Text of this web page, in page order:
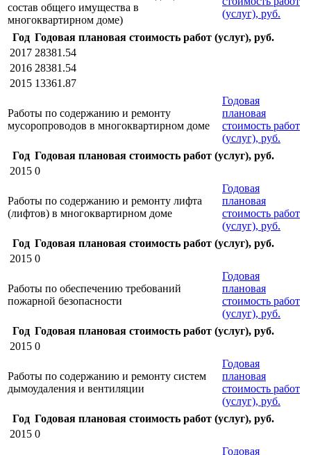
состав общего имущества в
многоквартирном доме)
(услуг), руб.
Год Годовая плановая стоимость работ (услуг), руб.
2017 28381.54
2016 28381.54
2015 13361.87
Работы по содержанию и ремонту
мусоропроводов в многоквартирном доме
Годовая
плановая
стоимость работ
(услуг), руб.
Год Годовая плановая стоимость работ (услуг), руб.
2015 0
Работы по содержанию и ремонту лифта
(лифтов) в многоквартирном доме
Годовая
плановая
стоимость работ
(услуг), руб.
Год Годовая плановая стоимость работ (услуг), руб.
2015 0
Работы по обеспечению требований
пожарной безопасности
Годовая
плановая
стоимость работ
(услуг), руб.
Год Годовая плановая стоимость работ (услуг), руб.
2015 0
Работы по содержанию и ремонту систем
дымоудаления и вентиляции
Годовая
плановая
стоимость работ
(услуг), руб.
Год Годовая плановая стоимость работ (услуг), руб.
2015 0
Годовая